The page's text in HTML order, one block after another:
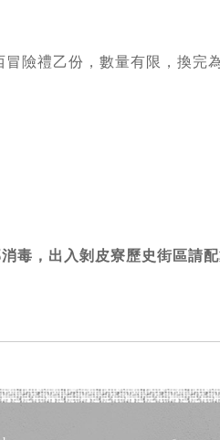
險禮乙份，數量有限，換完
毒，出入剝皮寮歷史街區請